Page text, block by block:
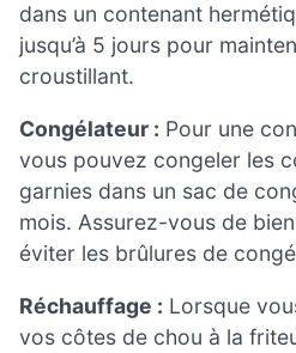
dans un contenant
jusqu’à 5 jours pour
croustillant.
Congélateur : Pour une
vous pouvez congeler les
garnies dans un sac de
mois. Assurez-vous de
éviter les brûlures de
Réchauffage : Lorsque
vos côtes de chou à la